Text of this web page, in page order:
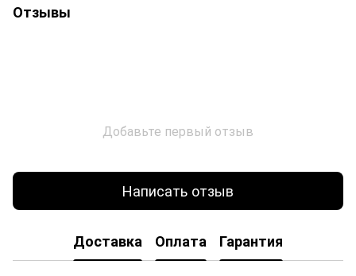
Отзывы
Добавьте первый отзыв
Написать отзыв
Доставка Оплата Гарантия